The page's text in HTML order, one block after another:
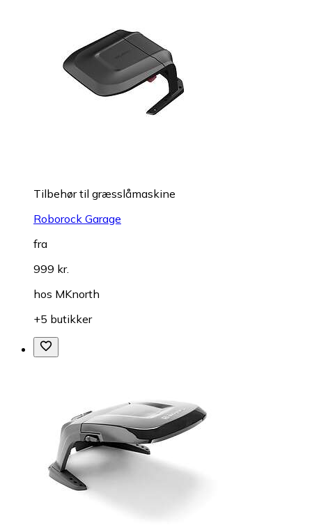
Tilbehør til græsslåmaskine
Roborock Garage
fra
999 kr.
hos MKnorth
+5 butikker